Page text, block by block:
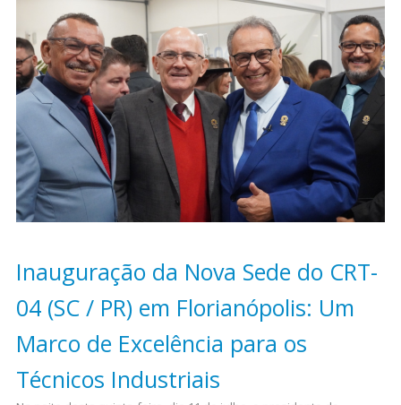
Inauguração da Nova Sede do CRT-
04 (SC / PR) em Florianópolis: Um
Marco de Excelência para os
Técnicos Industriais